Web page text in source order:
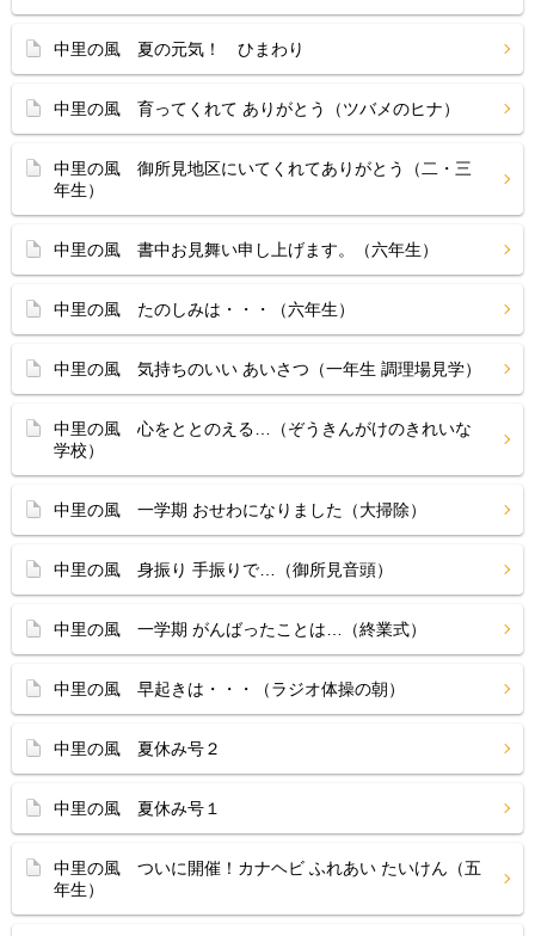
中里の風 夏の元気！ ひまわり
中里の風 育ってくれて ありがとう（ツバメのヒナ）
中里の風 御所見地区にいてくれてありがとう（二・三
年生）
中里の風 書中お見舞い申し上げます。（六年生）
中里の風 たのしみは・・・（六年生）
中里の風 気持ちのいい あいさつ（一年生 調理場見学）
中里の風 心をととのえる…（ぞうきんがけのきれいな
学校）
中里の風 一学期 おせわになりました（大掃除）
中里の風 身振り 手振りで…（御所見音頭）
中里の風 一学期 がんばったことは…（終業式）
中里の風 早起きは・・・（ラジオ体操の朝）
中里の風 夏休み号２
中里の風 夏休み号１
中里の風 ついに開催！カナヘビ ふれあい たいけん（五
年生）